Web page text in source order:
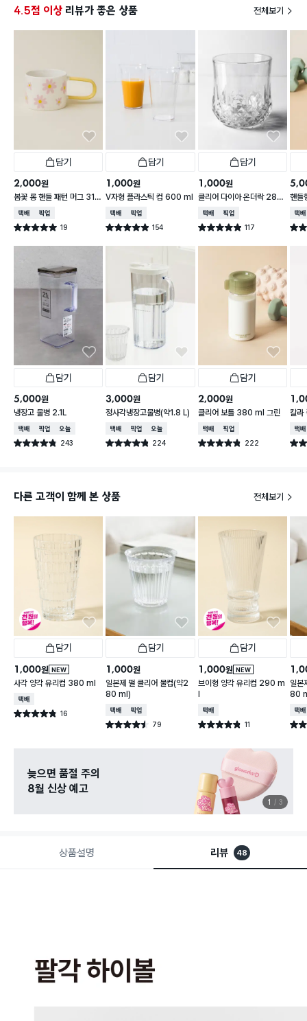
4.5점 이상 리뷰가 좋은 상품 전체보기
담기
2,000원
봄꽃 롱 핸들 패턴 머그 310
ml
택배배송매장픽업
별점 5.0점 19
건 작성
담기
1,000원
V자형 플라스틱 컵 600 ml
택배배송매장픽업
별점 4.9점 154
건 작성
담기
1,000원
클리어 다이아 온더락 280
ml
택배배송매장픽업
별점 4.9점 117
건 작성
핸들
0
택배
별점
담기
5,000원
냉장고 물병 2.1L
택배배송매장픽업오늘배송
별점 4.8점 243
건 작성
담기
3,000원
정사각냉장고물병(약1.8 L)
택배배송매장픽업오늘배송
별점 4.8점 224
건 작성
담기
2,000원
클리어 보틀 380 ml 그린
택배배송매장픽업
별점 4.8점 222
건 작성
칼라
택배
별점
다른 고객이 함께 본 상품 전체보기
담기
NEW
1,000원
사각 양각 유리컵 380 ml
택배배송
별점 4.8점 16
건 작성
담기
1,000원
일본제 펄 클리어 물컵(약2
80 ml)
택배배송매장픽업
별점 4.5점 79
건 작성
담기
NEW
1,000원
브이형 양각 유리컵 290 m
l
택배배송
별점 4.8점 11
건 작성
일본
80
택배
별점
늦으면 품절 주의
8월 신상 예고
1 3
상품설명 리뷰 48